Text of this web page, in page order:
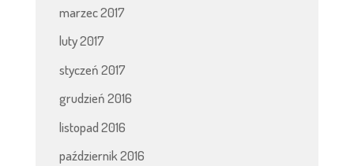
marzec 2017
luty 2017
styczeń 2017
grudzień 2016
listopad 2016
październik 2016